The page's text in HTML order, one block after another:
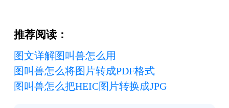
推荐阅读：
图文详解图叫兽怎么用
图叫兽怎么将图片转成PDF格式
图叫兽怎么把HEIC图片转换成JPG